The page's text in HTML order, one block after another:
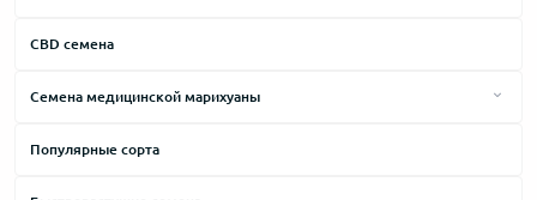
Синтетический
CBD семена
Семена медицинской марихуаны
Популярные сорта